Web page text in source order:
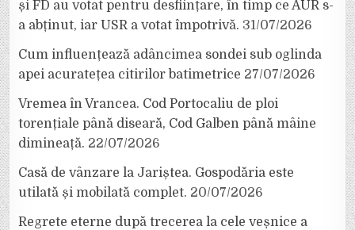
și FD au votat pentru desființare, în timp ce AUR s-
a abținut, iar USR a votat împotrivă. 31/07/2026
Cum influențează adâncimea sondei sub oglinda
apei acuratețea citirilor batimetrice 27/07/2026
Vremea în Vrancea. Cod Portocaliu de ploi
torențiale până diseară, Cod Galben până mâine
dimineață. 22/07/2026
Casă de vânzare la Jariștea. Gospodăria este
utilată și mobilată complet. 20/07/2026
Regrete eterne după trecerea la cele veșnice a